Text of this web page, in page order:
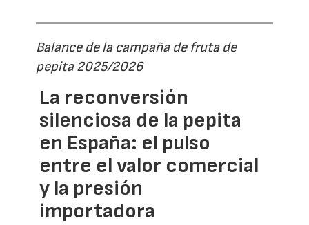
Balance de la campaña de fruta de
pepita 2025/2026
La reconversión
silenciosa de la pepita
en España: el pulso
entre el valor comercial
y la presión
importadora